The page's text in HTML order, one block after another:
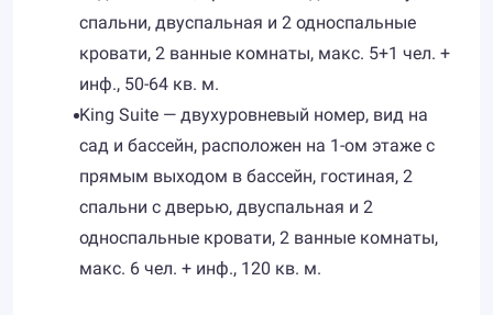
спальни, двуспальная и 2 односпальные
кровати, 2 ванные комнаты, макс. 5+1 чел. +
инф., 50-64 кв. м.
King Suite — двухуровневый номер, вид на
сад и бассейн, расположен на 1-ом этаже с
прямым выходом в бассейн, гостиная, 2
спальни с дверью, двуспальная и 2
односпальные кровати, 2 ванные комнаты,
макс. 6 чел. + инф., 120 кв. м.